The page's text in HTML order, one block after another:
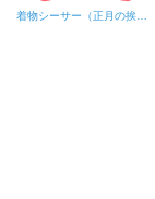
着物シーサー（正月の挨拶）B